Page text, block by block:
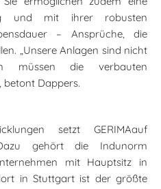
und mit ihrer robusten
– Ansprüche, die
„Unsere Anlagen sind nicht
müssen die verbauten
betont Dappers.
setzt GERIMAauf
gehört die Indunorm
mit Hauptsitz in
in Stuttgart ist der größte